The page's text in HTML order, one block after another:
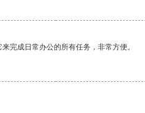
完成日常办公的所有任务，非常方便。